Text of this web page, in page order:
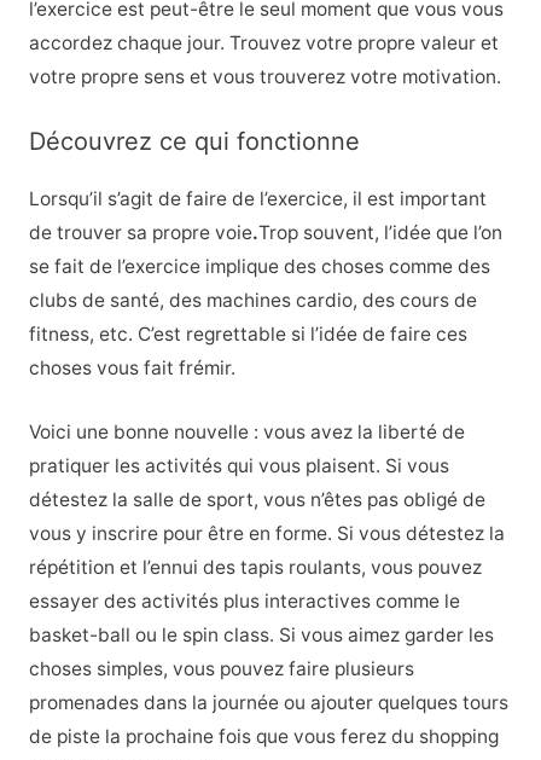
l’exercice est peut-être le seul moment que vous vous
accordez chaque jour. Trouvez votre propre valeur et
votre propre sens et vous trouverez votre motivation.
Découvrez ce qui fonctionne
Lorsqu’il s’agit de faire de l’exercice, il est important
de trouver sa propre voie.Trop souvent, l’idée que l’on
se fait de l’exercice implique des choses comme des
clubs de santé, des machines cardio, des cours de
fitness, etc. C’est regrettable si l’idée de faire ces
choses vous fait frémir.
Voici une bonne nouvelle : vous avez la liberté de
pratiquer les activités qui vous plaisent. Si vous
détestez la salle de sport, vous n’êtes pas obligé de
vous y inscrire pour être en forme. Si vous détestez la
répétition et l’ennui des tapis roulants, vous pouvez
essayer des activités plus interactives comme le
basket-ball ou le spin class. Si vous aimez garder les
choses simples, vous pouvez faire plusieurs
promenades dans la journée ou ajouter quelques tours
de piste la prochaine fois que vous ferez du shopping